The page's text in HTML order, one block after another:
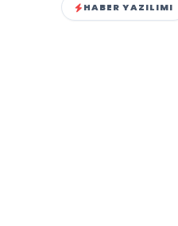
HABER YAZILIMI